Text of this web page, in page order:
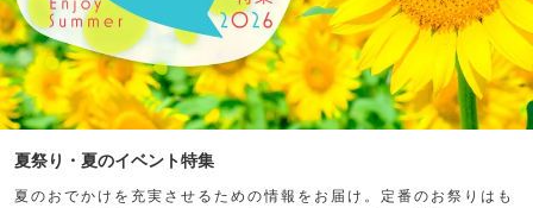
夏祭り・夏のイベント特集
夏のおでかけを充実させるための情報をお届け。定番のお祭りはも